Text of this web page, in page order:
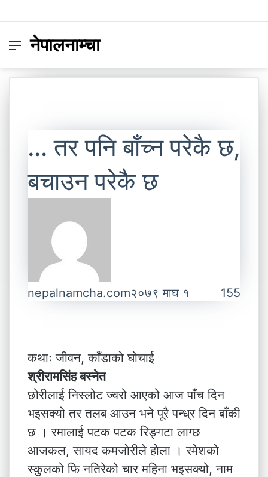
Menu
नेपालनाम्चा
… तर पनि बाँच्न परेकै छ,
बचाउन परेकै छ
nepalnamcha.com२०७९ माघ १ 155
कथाः जीवन, काँडाको घोचाई
श्रीरामसिंह बस्नेत
छोरीलाई निस्लोट ज्वरो आएको आज पाँच दिन
भइसक्यो तर तलब आउन भने पूरै पन्ध्र दिन बाँकी
छ । रमालाई पटक पटक रिङ्गटा लाग्छ
आजकल, सायद कमजोरीले होला । रमेशको
स्कुलको फि नतिरेको चार महिना भइसक्यो, नाम